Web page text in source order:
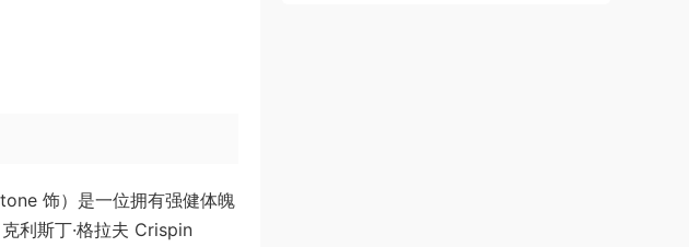
饰）是一位拥有强健体魄
利斯丁·格拉夫 Crispin